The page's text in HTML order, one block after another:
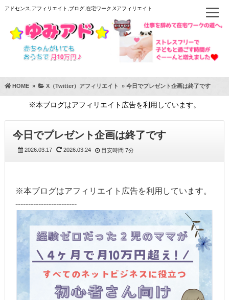
アドセンス,アフィリエイト,ブログ,在宅ワーク,Xアフィリエイト
HOME» X（Twitter）アフィリエイト » 今日でプレゼント企画は終了です
※本ブログはアフィリエイト広告を利用しています。
今日でプレゼント企画は終了です
2026.03.17 2026.03.24 目安時間 7分
※本ブログはアフィリエイト広告を利用しています。
------------------------